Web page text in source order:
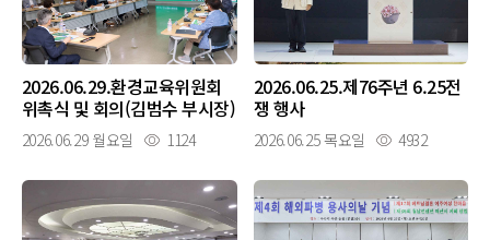
2026.06.29.환경교육위원회
위촉식 및 회의(김범수 부시장)
2026.06.29 월요일 1124
2026.06.25.제76주년 6.25전
쟁 행사
2026.06.25 목요일 4932